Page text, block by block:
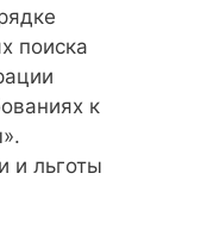
поиска
к
и льготы